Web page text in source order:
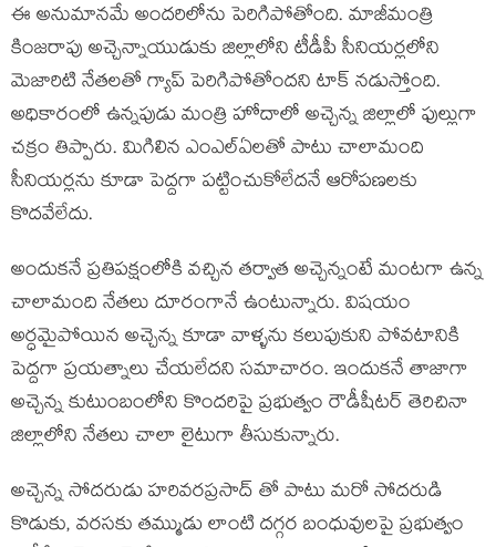
ఈ అనుమానమే అందరిలోను పెరిగిపోతోంది. మాజీమంత్రి
కింజరాపు అచ్చెన్నాయుడుకు జిల్లాలోని టీడీపీ సీనియర్లలోని
మెజారిటి నేతలతో గ్యాప్ పెరిగిపోతోందని టాక్ నడుస్తోంది.
అధికారంలో ఉన్నపుడు మంత్రి హోదాలో అచ్చెన్న జిల్లాలో ఫుల్లుగా
చక్రం తిప్పారు. మిగిలిన ఎంఎల్ఏలతో పాటు చాలామంది
సీనియర్లను కూడా పెద్దగా పట్టించుకోలేదనే ఆరోపణలకు
కొదవేలేదు.
అందుకనే ప్రతిపక్షంలోకి వచ్చిన తర్వాత అచ్చెన్నంటే మంటగా ఉన్న
చాలామంది నేతలు దూరంగానే ఉంటున్నారు. విషయం
అర్ధమైపోయిన అచ్చెన్న కూడా వాళ్ళను కలుపుకుని పోవటానికి
పెద్దగా ప్రయత్నాలు చేయలేదని సమాచారం. ఇందుకనే తాజాగా
అచ్చెన్న కుటుంబంలోని కొందరిపై ప్రభుత్వం రౌడీషీటర్ తెరిచినా
జిల్లాలోని నేతలు చాలా లైటుగా తీసుకున్నారు.
అచ్చెన్న సోదరుడు హరివరప్రసాద్ తో పాటు మరో సోదరుడి
కొడుకు, వరసకు తమ్ముడు లాంటి దగ్గర బంధువులపై ప్రభుత్వం